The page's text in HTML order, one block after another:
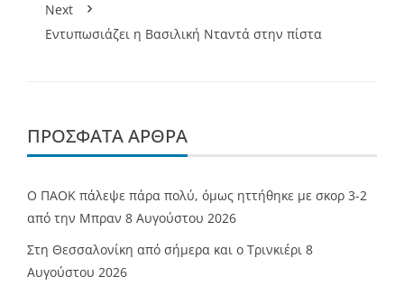
Next
Εντυπωσιάζει η Βασιλική Νταντά στην πίστα
ΠΡΌΣΦΑΤΑ ΆΡΘΡΑ
Ο ΠΑΟΚ πάλεψε πάρα πολύ, όμως ηττήθηκε με σκορ 3-2
από την Μπραν 8 Αυγούστου 2026
Στη Θεσσαλονίκη από σήμερα και ο Τρινκιέρι 8
Αυγούστου 2026